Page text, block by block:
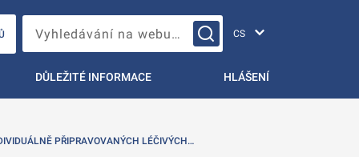
Vyhledávání na webu…
DŮLEŽITÉ INFORMACE HLÁŠENÍ
PŘIPRAVOVANÝCH LÉČIVÝCH…